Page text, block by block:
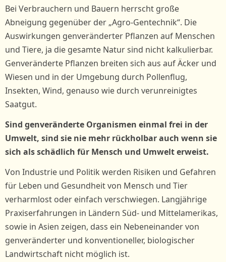
Bei Verbrauchern und Bauern herrscht große
Abneigung gegenüber der „Agro-Gentechnik“. Die
Auswirkungen genveränderter Pflanzen auf Menschen
und Tiere, ja die gesamte Natur sind nicht kalkulierbar.
Genveränderte Pflanzen breiten sich aus auf Äcker und
Wiesen und in der Umgebung durch Pollenflug,
Insekten, Wind, genauso wie durch verunreinigtes
Saatgut.
Sind genveränderte Organismen einmal frei in der
Umwelt, sind sie nie mehr rückholbar auch wenn sie
sich als schädlich für Mensch und Umwelt erweist.
Von Industrie und Politik werden Risiken und Gefahren
für Leben und Gesundheit von Mensch und Tier
verharmlost oder einfach verschwiegen. Langjährige
Praxiserfahrungen in Ländern Süd- und Mittelamerikas,
sowie in Asien zeigen, dass ein Nebeneinander von
genveränderter und konventioneller, biologischer
Landwirtschaft nicht möglich ist.